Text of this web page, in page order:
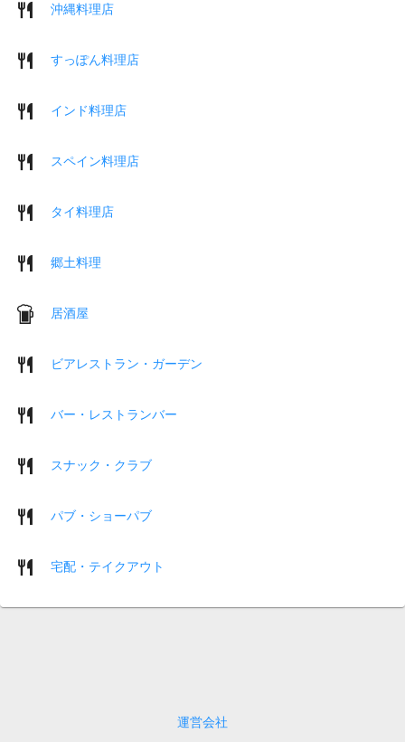
沖縄料理店
すっぽん料理店
インド料理店
スペイン料理店
タイ料理店
郷土料理
居酒屋
ビアレストラン・ガーデン
バー・レストランバー
スナック・クラブ
パブ・ショーパブ
宅配・テイクアウト
運営会社